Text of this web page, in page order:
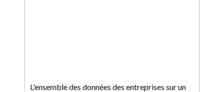
L'ensemble des données des entreprises sur un